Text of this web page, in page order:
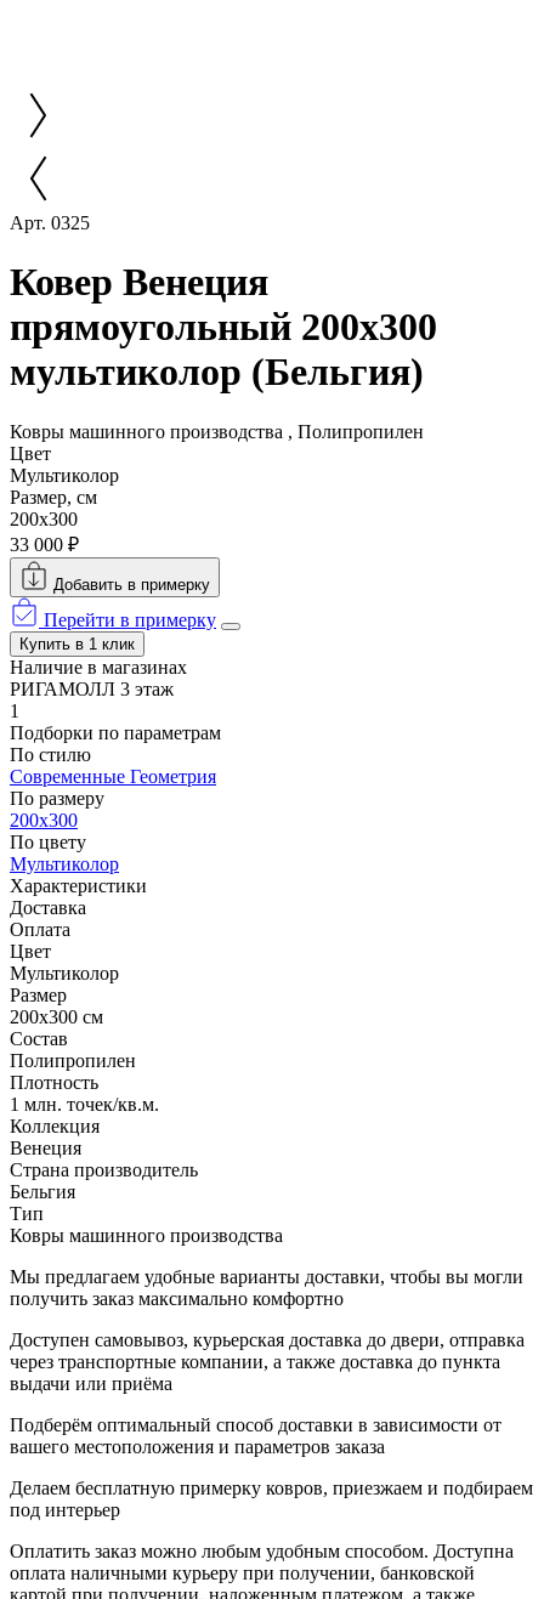
Арт. 0325
Ковер Венеция
прямоугольный 200x300
мультиколор (Бельгия)
Ковры машинного производства , Полипропилен
Цвет
Мультиколор
Размер, см
200x300
33 000 ₽
Добавить в примерку
Перейти в примерку
Купить в 1 клик
Наличие в магазинах
РИГАМОЛЛ 3 этаж
1
Подборки по параметрам
По стилю
Современные Геометрия
По размеру
200x300
По цвету
Мультиколор
Характеристики
Доставка
Оплата
Цвет
Мультиколор
Размер
200x300 см
Состав
Полипропилен
Плотность
1 млн. точек/кв.м.
Коллекция
Венеция
Страна производитель
Бельгия
Тип
Ковры машинного производства
Мы предлагаем удобные варианты доставки, чтобы вы могли
получить заказ максимально комфортно
Доступен самовывоз, курьерская доставка до двери, отправка
через транспортные компании, а также доставка до пункта
выдачи или приёма
Подберём оптимальный способ доставки в зависимости от
вашего местоположения и параметров заказа
Делаем бесплатную примерку ковров, приезжаем и подбираем
под интерьер
Оплатить заказ можно любым удобным способом. Доступна
оплата наличными курьеру при получении, банковской
картой при получении, наложенным платежом, а также